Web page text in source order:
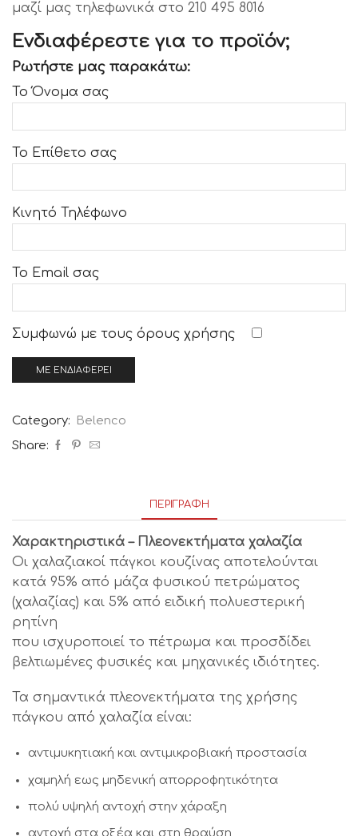
μαζί μας τηλεφωνικά στο 210 495 8016
Ενδιαφέρεστε για το προϊόν;
Ρωτήστε μας παρακάτω:
Το Όνομα σας
Το Επίθετο σας
Κινητό Τηλέφωνο
Το Email σας
Συμφωνώ με τους όρους χρήσης
Category:
Belenco
Share:
ΠΕΡΙΓΡΑΦΉ
Χαρακτηριστικά – Πλεονεκτήματα χαλαζία
Οι χαλαζιακοί πάγκοι κουζίνας αποτελούνται
κατά 95% από μάζα φυσικού πετρώματος
(χαλαζίας) και 5% από ειδική πολυεστερική
ρητίνη
που ισχυροποιεί το πέτρωμα και προσδίδει
βελτιωμένες φυσικές και μηχανικές ιδιότητες.
Τα σημαντικά πλεονεκτήματα της χρήσης
πάγκου από χαλαζία είναι:
αντιμυκητιακή και αντιμικροβιακή προστασία
χαμηλή εως μηδενική απορροφητικότητα
πολύ υψηλή αντοχή στην χάραξη
αντοχή στα οξέα και στη θραύση